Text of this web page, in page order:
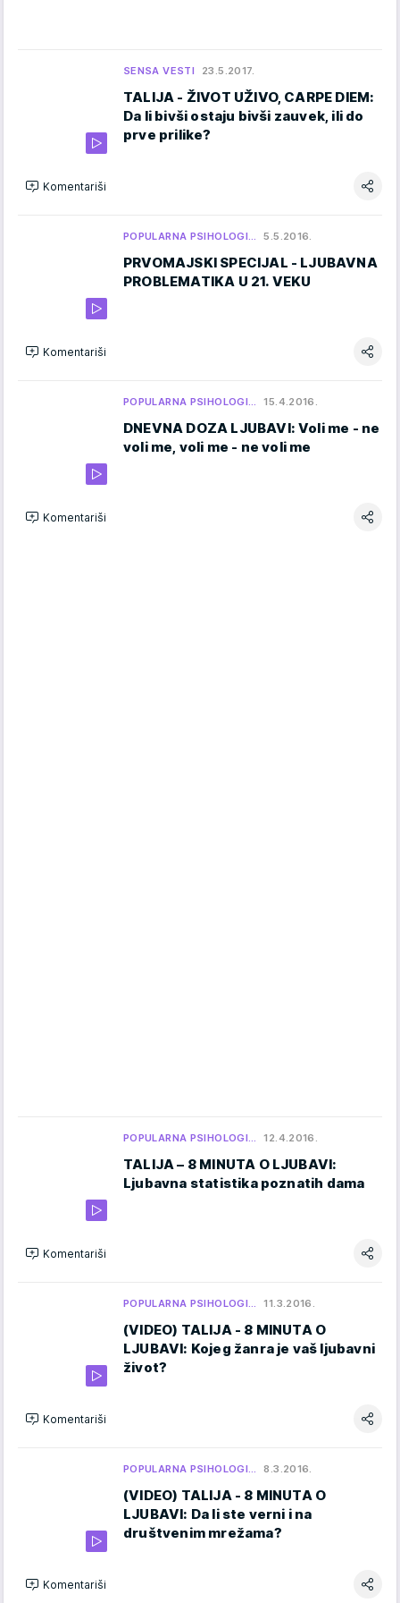
SENSA VESTI 23.5.2017.
TALIJA - ŽIVOT UŽIVO, CARPE DIEM:
Da li bivši ostaju bivši zauvek, ili do
prve prilike?
Komentariši
POPULARNA PSIHOLOGI… 5.5.2016.
PRVOMAJSKI SPECIJAL - LJUBAVNA
PROBLEMATIKA U 21. VEKU
Komentariši
POPULARNA PSIHOLOGI… 15.4.2016.
DNEVNA DOZA LJUBAVI: Voli me - ne
voli me, voli me - ne voli me
Komentariši
POPULARNA PSIHOLOGI… 12.4.2016.
TALIJA – 8 MINUTA O LJUBAVI:
Ljubavna statistika poznatih dama
Komentariši
POPULARNA PSIHOLOGI… 11.3.2016.
(VIDEO) TALIJA - 8 MINUTA O
LJUBAVI: Kojeg žanra je vaš ljubavni
život?
Komentariši
POPULARNA PSIHOLOGI… 8.3.2016.
(VIDEO) TALIJA - 8 MINUTA O
LJUBAVI: Da li ste verni i na
društvenim mrežama?
Komentariši